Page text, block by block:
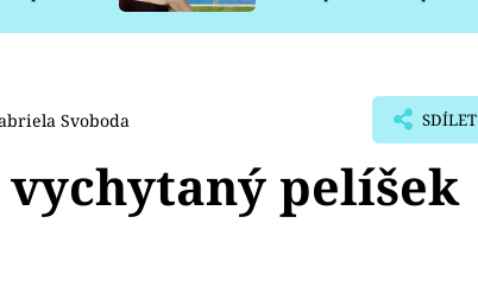
Svoboda SDÍLET
pelíšek